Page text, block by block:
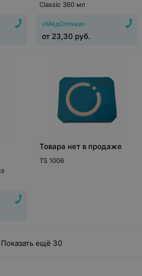
Classic 360 мл
«МедОптика»
от 23,30 руб.
Товара нет в продаже
TS 1006
Показать ещё 30